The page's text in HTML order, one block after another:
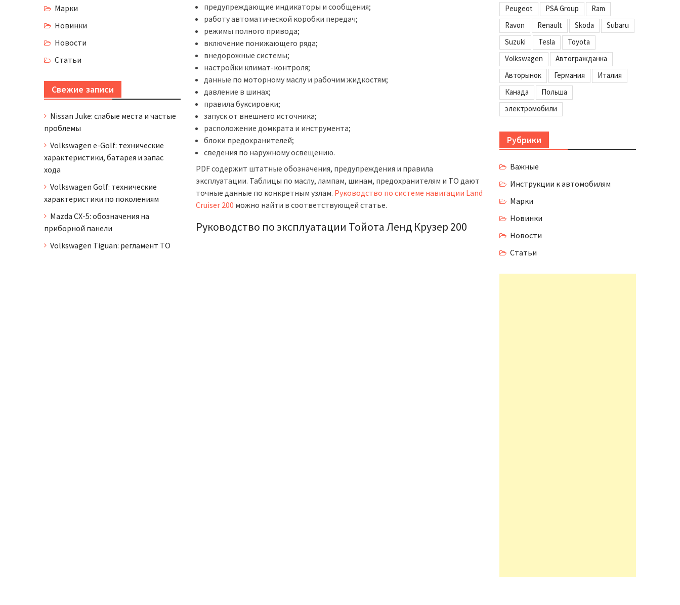
предупреждающие индикаторы и сообщения;
работу автоматической коробки передач;
режимы полного привода;
включение понижающего ряда;
внедорожные системы;
настройки климат-контроля;
данные по моторному маслу и рабочим жидкостям;
давление в шинах;
правила буксировки;
запуск от внешнего источника;
расположение домкрата и инструмента;
блоки предохранителей;
сведения по наружному освещению.
PDF содержит штатные обозначения, предупреждения и правила
эксплуатации. Таблицы по маслу, лампам, шинам, предохранителям и ТО дают
точные данные по конкретным узлам. Руководство по системе навигации Land
Cruiser 200 можно найти в соответствующей статье.
Руководство по эксплуатации Тойота Ленд Крузер 200
Peugeot
PSA Group
Ram
Ravon
Renault Skoda
Subaru
Suzuki
Tesla
Toyota
Volkswagen
Автогражданка
Авторынок
Германия
Италия
Канада
Польша
электромобили
Рубрики
Важные
Инструкции к автомобилям
Марки
Новинки
Новости
Статьи
Марки
Новинки
Новости
Статьи
Свежие записи
Nissan Juke: слабые места и частые
проблемы
Volkswagen e-Golf: технические
характеристики, батарея и запас
хода
Volkswagen Golf: технические
характеристики по поколениям
Mazda CX-5: обозначения на
приборной панели
Volkswagen Tiguan: регламент ТО